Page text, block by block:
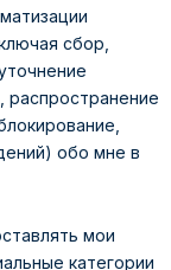
сбор,
распространение
обо мне в
мои
категории